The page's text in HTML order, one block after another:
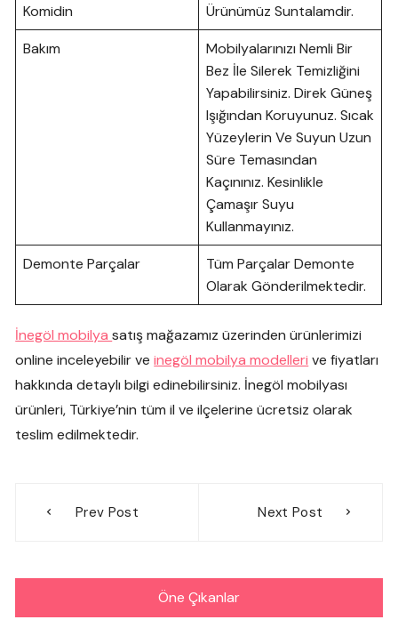
Komidin
Ürünümüz Suntalamdir.
Bakım
Mobilyalarınızı Nemli Bir
Bez İle Silerek Temizliğini
Yapabilirsiniz. Direk Güneş
Işığından Koruyunuz. Sıcak
Yüzeylerin Ve Suyun Uzun
Süre Temasından
Kaçınınız. Kesinlikle
Çamaşır Suyu
Kullanmayınız.
Demonte Parçalar
Tüm Parçalar Demonte
Olarak Gönderilmektedir.
İnegöl mobilyasatış mağazamız üzerinden ürünlerimizi
online inceleyebilir veinegöl mobilya modelleri ve fiyatları
hakkında detaylı bilgi edinebilirsiniz. İnegöl mobilyası
ürünleri, Türkiye’nin tüm il ve ilçelerine ücretsiz olarak
teslim edilmektedir.
gezinmesi
Prev Post Next Post
Öne Çıkanlar